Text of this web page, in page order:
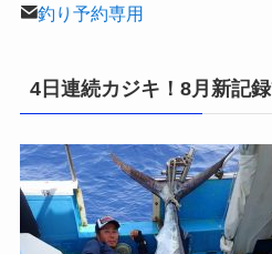
釣り予約専用
4日連続カジキ！8月新記